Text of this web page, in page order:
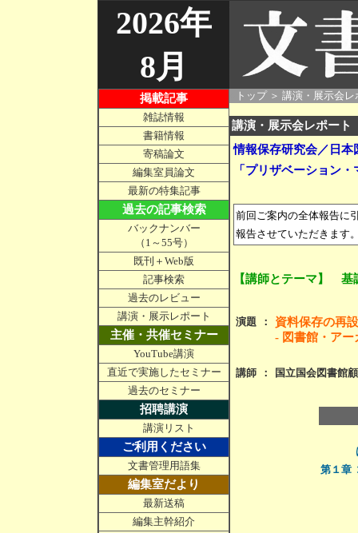
2026年
8月
掲載記事
雑誌情報
書籍情報
寄稿論文
編集室員論文
最新の特集記事
過去の記事検索
バックナンバー
（1～55号）
既刊＋Web版
記事検索
過去のレビュー
講演・展示レポート
主催・共催セミナー
YouTube講演
直近で実施したセミナー
過去のセミナー
招聘講演
講演リスト
ご利用ください
文書管理用語集
編集室だより
最新送稿
編集主幹紹介
トップ ＞ 講演・展示会レ
講演・展示会レポート
情報保存研究会／日本
「プリザベーション
前回ご案内の全体報告に
報告させていただきます
【講師とテーマ】 基
演題 ：
資料保存の再
- 図書館・アー
講師 ： 国立国会図
第１章